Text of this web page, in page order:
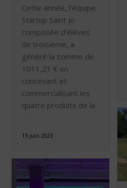
Cette année, l’équipe
Startup Saint Jo
composée d’élèves
de troisième, a
généré la somme de
1011,21 € en
concevant et
commercialisant les
quatre produits de la
…
15 juin 2023